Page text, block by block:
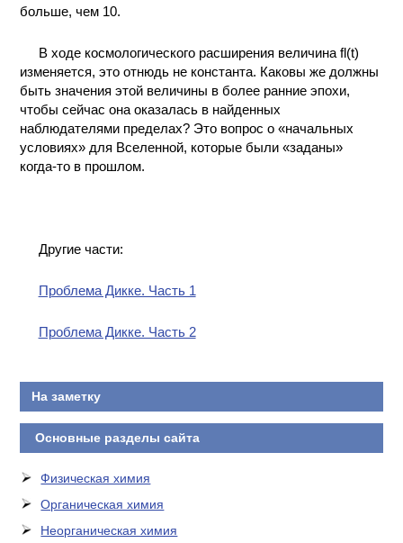
больше, чем 10.
В ходе космологического расширения величина fl(t)
изменяется, это отнюдь не константа. Каковы же должны
быть значения этой величины в более ранние эпохи,
чтобы сейчас она оказалась в найденных
наблюдателями пределах? Это вопрос о «начальных
условиях» для Вселенной, которые были «заданы»
когда-то в прошлом.
Другие части:
Проблема Дикке. Часть 1
Проблема Дикке. Часть 2
На заметку
Основные разделы сайта
Физическая химия
Органическая химия
Неорганическая химия